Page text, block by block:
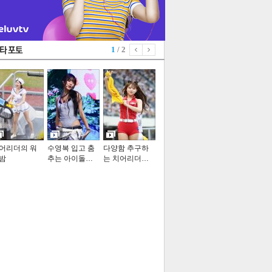
1 / 2
리더의 워
수영복 입고 춤
추는 아이돌…
다양함 추구하
는 치어리더…